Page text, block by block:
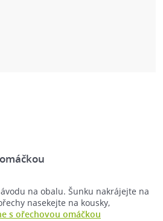
na obalu. Šunku nakrájejte na
nasekejte na kousky,
s ořechovou omáčkou